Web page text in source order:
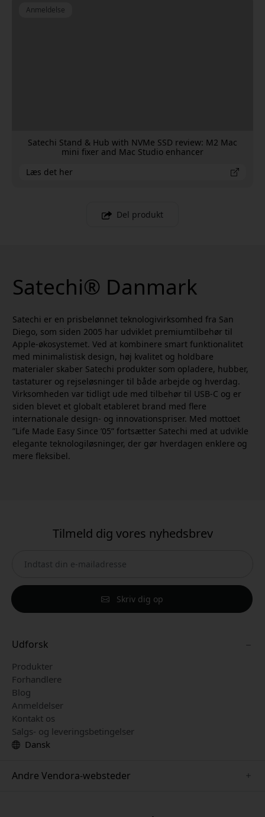
Anmeldelse
Satechi Stand & Hub with NVMe SSD review: M2 Mac
mini fixer and Mac Studio enhancer
Læs det her
Del produkt
Satechi® Danmark
Satechi er en prisbelønnet teknologivirksomhed fra San
Diego, som siden 2005 har udviklet premiumtilbehør til
Apple-økosystemet. Ved at kombinere smart funktionalitet
med minimalistisk design, høj kvalitet og holdbare
materialer skaber Satechi produkter som opladere, hubber,
tastaturer og rejseløsninger til både arbejde og hverdag.
Virksomheden var tidligt ude med tilbehør til USB-C og er
siden blevet et globalt etableret brand med flere
internationale design- og innovationspriser. Med mottoet
”Life Made Easy Since ’05” fortsætter Satechi med at udvikle
elegante teknologiløsninger, der gør hverdagen enklere og
mere fleksibel.
Tilmeld dig vores nyhedsbrev
Skriv dig op
Udforsk
Produkter
Forhandlere
Blog
Anmeldelser
Kontakt os
Salgs- og leveringsbetingelser
Dansk
Andre Vendora-websteder